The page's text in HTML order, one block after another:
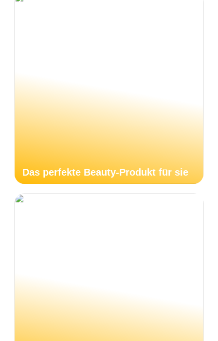
Das perfekte Beauty-Produkt für sie